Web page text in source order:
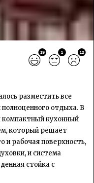
19 1 12
разместить все
отдыха. В
компактный кухонный
который решает
и рабочая поверхность,
и система
стойка с